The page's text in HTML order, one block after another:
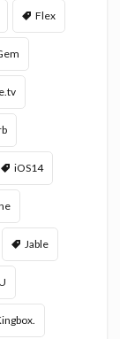
Flex
iOS14
Jable